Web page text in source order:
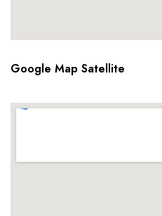
Google Map Satellite